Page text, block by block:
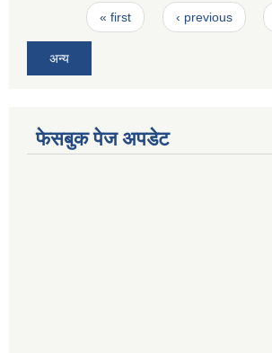
Pages« first ‹ previous
अन्य
फेसबुक पेज अपडेट